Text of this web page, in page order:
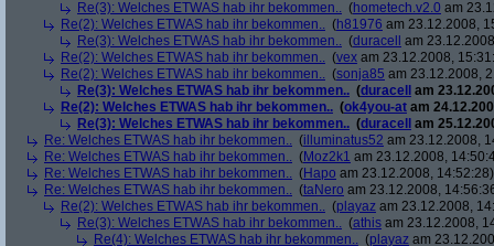
Re(3): Welches ETWAS hab ihr bekommen.. (hometech.v2.0 am
Re(2): Welches ETWAS hab ihr bekommen.. (h81976 am 23.12.2008,
Re(3): Welches ETWAS hab ihr bekommen.. (duracell
am
Re(2): Welches ETWAS hab ihr bekommen.. (vex am 23.12.2008,
Re(2): Welches ETWAS hab ihr bekommen.. (sonja85 am 23.12.2008,
Re(3): Welches ETWAS hab ihr bekommen.. (duracell
am
Re(2): Welches ETWAS hab ihr bekommen.. (ok4you-at am
Re(3): Welches ETWAS hab ihr bekommen.. (duracell
am
Re: Welches ETWAS hab ihr bekommen.. (illuminatus52 am 23.12.2008,
Re: Welches ETWAS hab ihr bekommen.. (Moz2k1 am 23.12.2008,
Re: Welches ETWAS hab ihr bekommen.. (Hapo am 23.12.2008, 14:52:28)
Re: Welches ETWAS hab ihr bekommen.. (taNero am 23.12.2008,
Re(2): Welches ETWAS hab ihr bekommen.. (playaz am 23.12.2008,
Re(3): Welches ETWAS hab ihr bekommen.. (athis am 23.12.2008,
Re(4): Welches ETWAS hab ihr bekommen.. (playaz am